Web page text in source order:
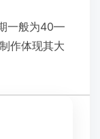
一般为40—
作体现其大